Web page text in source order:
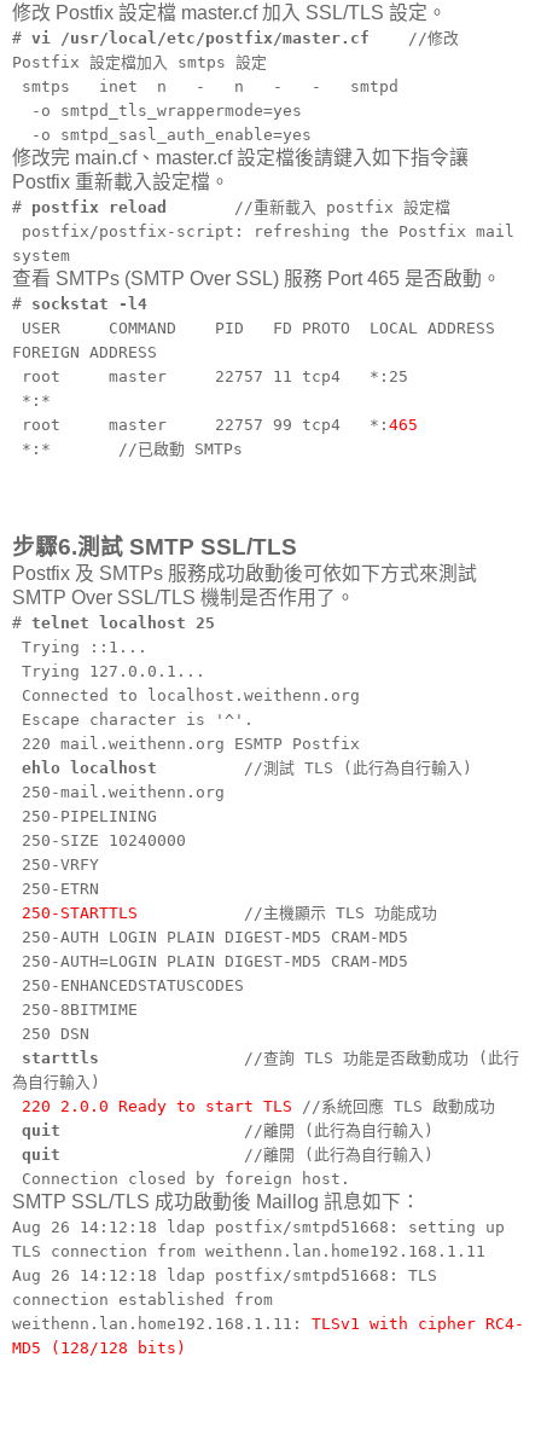
修改 Postfix 設定檔 master.cf 加入 SSL/TLS 設定。
# vi /usr/local/etc/postfix/master.cf //修改
Postfix 設定檔加入 smtps 設定
smtps inet n - n - - smtpd
-o smtpd_tls_wrappermode=yes
-o smtpd_sasl_auth_enable=yes
修改完 main.cf、master.cf 設定檔後請鍵入如下指令讓
Postfix 重新載入設定檔。
# postfix reload
//重新載入 postfix 設定檔
postfix/postfix-script: refreshing the Postfix mail
system
查看 SMTPs (SMTP Over SSL) 服務 Port 465 是否啟動。
# sockstat -l4
USER COMMAND PID FD PROTO LOCAL ADDRESS
FOREIGN ADDRESS
root master 22757 11 tcp4 *:25
*:*
root master 22757 99 tcp4 *: 465
*:* //已啟動 SMTPs
步驟6.測試 SMTP SSL/TLS
Postfix 及 SMTPs 服務成功啟動後可依如下方式來測試
SMTP Over SSL/TLS 機制是否作用了。
# telnet localhost 25
Trying ::1...
Trying 127.0.0.1...
Connected to localhost.weithenn.org
Escape character is '^'.
220 mail.weithenn.org ESMTP Postfix
ehlo localhost //測試 TLS (此行為自行輸入)
250-mail.weithenn.org
250-PIPELINING
250-SIZE 10240000
250-VRFY
250-ETRN
250-STARTTLS //主機顯示 TLS 功能成功
250-AUTH LOGIN PLAIN DIGEST-MD5 CRAM-MD5
250-AUTH=LOGIN PLAIN DIGEST-MD5 CRAM-MD5
250-ENHANCEDSTATUSCODES
250-8BITMIME
250 DSN
starttls
//查詢 TLS 功能是否啟動成功 (此行
為自行輸入)
220 2.0.0 Ready to start TLS //系統回應 TLS 啟動成功
quit //離開 (此行為自行輸入)
quit //離開 (此行為自行輸入)
Connection closed by foreign host.
SMTP SSL/TLS 成功啟動後 Maillog 訊息如下：
Aug 26 14:12:18 ldap postfix/smtpd51668: setting up
TLS connection from weithenn.lan.home192.168.1.11
Aug 26 14:12:18 ldap postfix/smtpd51668: TLS
connection established from
weithenn.lan.home192.168.1.11: TLSv1 with cipher RC4-
MD5 (128/128 bits)